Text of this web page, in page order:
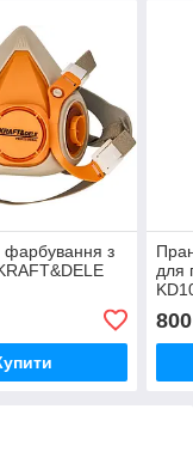
з
для
800